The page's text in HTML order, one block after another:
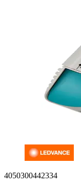
4050300442334